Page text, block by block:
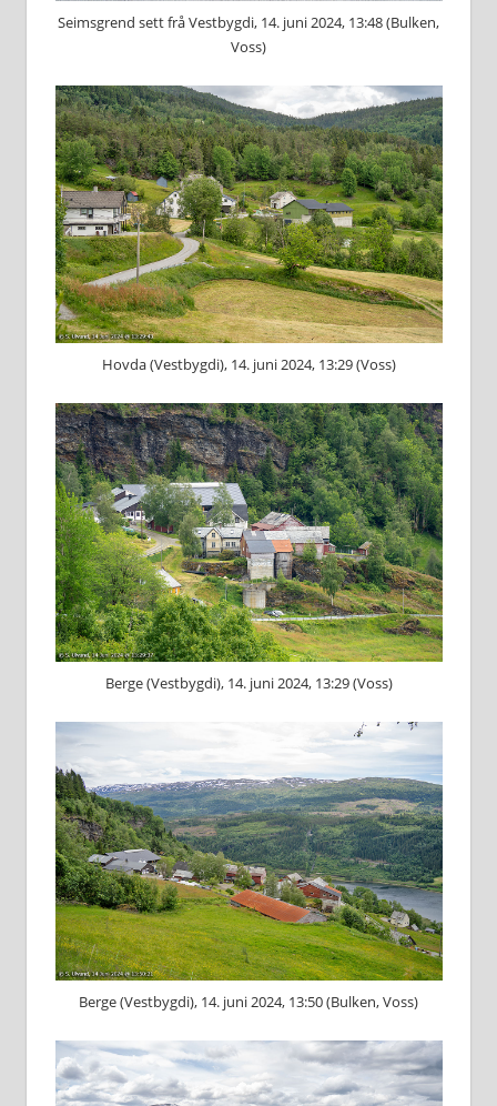
Seimsgrend sett frå Vestbygdi, 14. juni 2024, 13:48 (Bulken,
Voss)
Hovda (Vestbygdi), 14. juni 2024, 13:29 (Voss)
Berge (Vestbygdi), 14. juni 2024, 13:29 (Voss)
Berge (Vestbygdi), 14. juni 2024, 13:50 (Bulken, Voss)